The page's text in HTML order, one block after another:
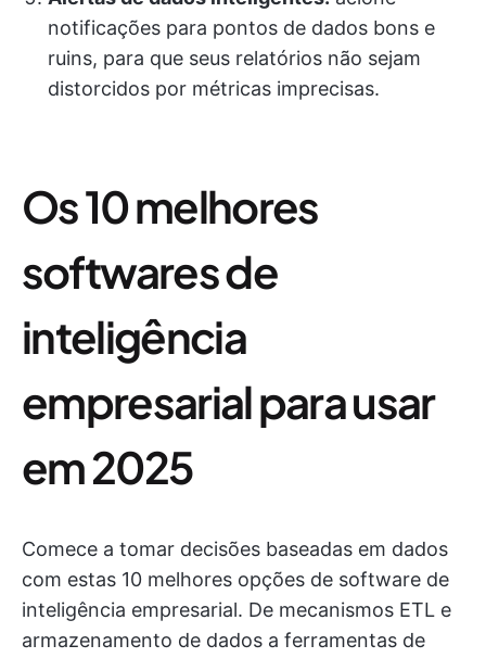
notificações para pontos de dados bons e
ruins, para que seus relatórios não sejam
distorcidos por métricas imprecisas.
Os 10 melhores
softwares de
inteligência
empresarial para usar
em 2025
Comece a tomar decisões baseadas em dados
com estas 10 melhores opções de software de
inteligência empresarial. De mecanismos ETL e
armazenamento de dados a ferramentas de